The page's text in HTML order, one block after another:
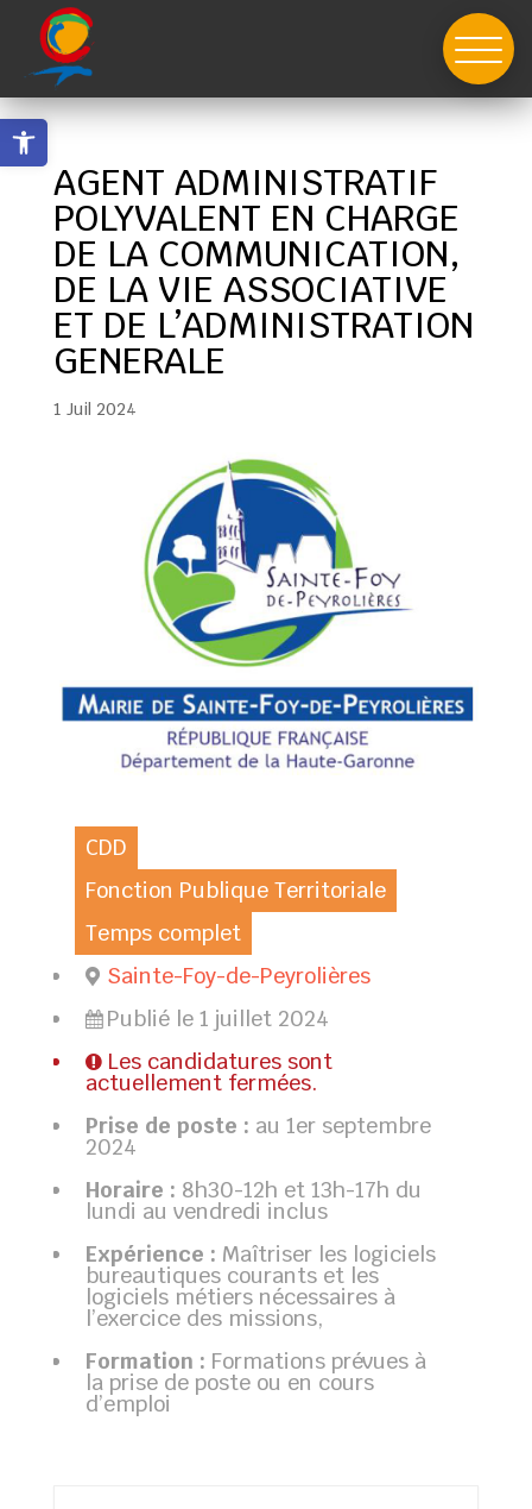
content
Ouvrir la barre d’outils
AGENT ADMINISTRATIF
POLYVALENT EN CHARGE
DE LA COMMUNICATION,
DE LA VIE ASSOCIATIVE
ET DE L’ADMINISTRATION
GENERALE
1 Juil 2024
CDD
Fonction Publique Territoriale
Temps complet
Sainte-Foy-de-Peyrolières
Publié le 1 juillet 2024
Les candidatures sont
actuellement fermées.
Prise de poste : au 1er septembre
2024
Horaire : 8h30-12h et 13h-17h du
lundi au vendredi inclus
Expérience : Maîtriser les logiciels
bureautiques courants et les
logiciels métiers nécessaires à
l’exercice des missions,
Formation : Formations prévues à
la prise de poste ou en cours
d’emploi